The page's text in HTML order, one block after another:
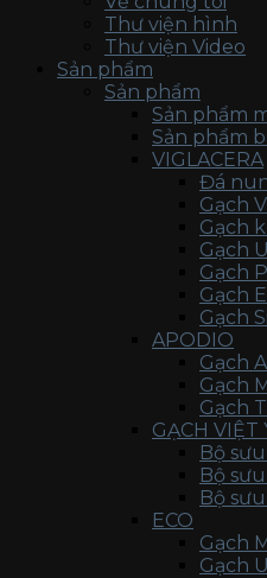
Thư viện hình
Thư viện Video
Sản phẩm
Sản phẩm
Sản phẩm
Sản phẩm
VIGLACERA
Đá
Gạch
Gạch
Gạch
Gạch
Gạch
Gạch
APODIO
Gạch
Gạch
Gạch
GẠCH VIỆT
Bộ
Bộ
Bộ
ECO
Gạch
Gạch